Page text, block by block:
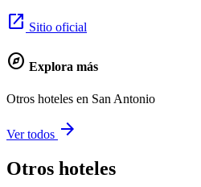
open_in_new Sitio oficial
explore Explora más
Otros hoteles en San Antonio
Ver todos arrow_forward
Otros hoteles